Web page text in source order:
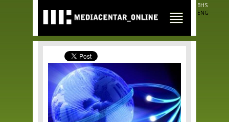
main
content
BHS
ENG